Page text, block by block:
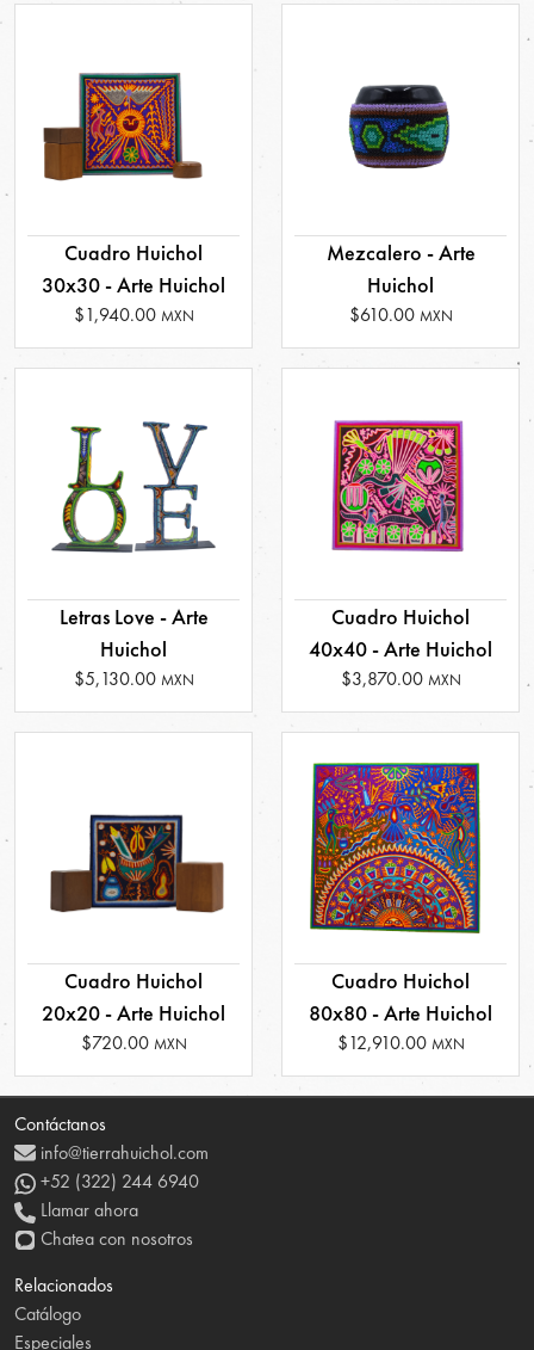
Cuadro Huichol
30x30 - Arte Huichol
$1,940.00 MXN
Mezcalero - Arte
Huichol
$610.00 MXN
Letras Love - Arte
Huichol
$5,130.00 MXN
Cuadro Huichol
40x40 - Arte Huichol
$3,870.00 MXN
Cuadro Huichol
20x20 - Arte Huichol
$720.00 MXN
Cuadro Huichol
80x80 - Arte Huichol
$12,910.00 MXN
Contáctanos
info@tierrahuichol.com
+52 (322) 244 6940
Llamar ahora
Chatea con nosotros
Relacionados
Catálogo
Especiales